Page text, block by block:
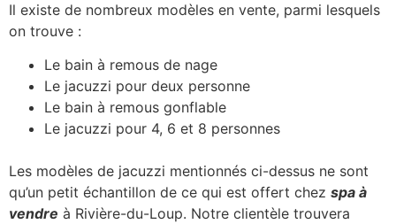
Il existe de nombreux modèles en vente, parmi lesquels
on trouve :
Le bain à remous de nage
Le jacuzzi pour deux personne
Le bain à remous gonflable
Le jacuzzi pour 4, 6 et 8 personnes
Les modèles de jacuzzi mentionnés ci-dessus ne sont
qu’un petit échantillon de ce qui est offert chez spa à
vendre à Rivière-du-Loup. Notre clientèle trouvera